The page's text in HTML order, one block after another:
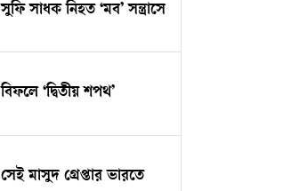
সুফি সাধক নিহত ‘মব’ সন্ত্রাসে
বিফলে ‘দ্বিতীয় শপথ’
সেই মাসুদ গ্রেপ্তার ভারতে